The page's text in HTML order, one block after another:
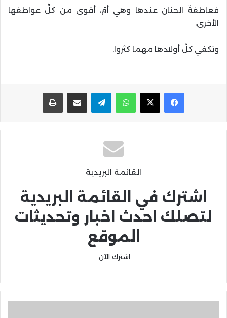
فعاطفةُ الحنانِ عندها وهي أمّ، أقوى من كلِّ عواطفها
الأخرى،
وتكفي كلَّ أولادها مهما كثروا.
واتساب تيلقرام مشاركة عبر البريد
القائمة البريدية
اشترك في القائمة البريدية
لتصلك احدث اخبار وتحديثات
الموقع
اشترك الآن.